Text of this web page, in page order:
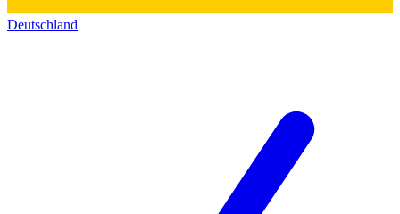
Deutschland